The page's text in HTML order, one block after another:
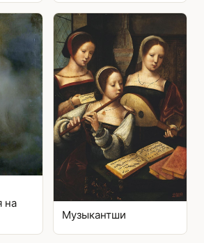
на
Музыкантши